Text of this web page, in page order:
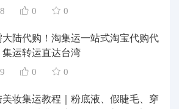
0 0
大陆代购！淘集运一站式淘宝代购代
集运转运直达台湾
0 0
美妆集运教程｜粉底液、假睫毛、穿